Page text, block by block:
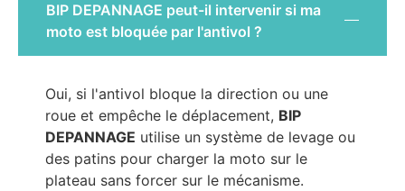
BIP DEPANNAGE peut-il intervenir si ma
moto est bloquée par l'antivol ?
Oui, si l'antivol bloque la direction ou une
roue et empêche le déplacement, BIP
DEPANNAGE utilise un système de levage ou
des patins pour charger la moto sur le
plateau sans forcer sur le mécanisme.